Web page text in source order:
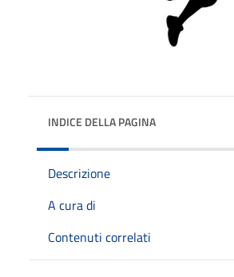
INDICE DELLA PAGINA
Descrizione
A cura di
Contenuti correlati